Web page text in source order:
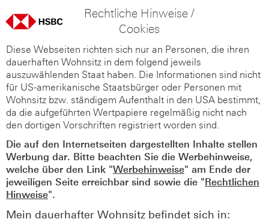
Rechtliche Hinweise /
Cookies
Diese Webseiten richten sich nur an Personen, die ihren
dauerhaften Wohnsitz in dem folgend jeweils
auszuwählenden Staat haben. Die Informationen sind nicht
für US-amerikanische Staatsbürger oder Personen mit
Wohnsitz bzw. ständigem Aufenthalt in den USA bestimmt,
da die aufgeführten Wertpapiere regelmäßig nicht nach
den dortigen Vorschriften registriert worden sind.
Die auf den Internetseiten dargestellten Inhalte stellen
Werbung dar. Bitte beachten Sie die Werbehinweise,
welche über den Link "Werbehinweise" am Ende der
jeweiligen Seite erreichbar sind sowie die "Rechtlichen
Hinweise".
Mein dauerhafter Wohnsitz befindet sich in: